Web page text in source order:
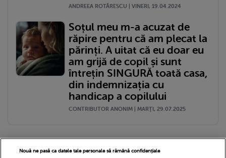
ANDREEA ROTĂRESCU | VINERI, 19.04.2024
Soțul meu m-a acuzat de
răpire pentru că am plecat la
părinți. A uitat că eu doar eu
am grijă de copil și sunt
întrețin SINGURĂ toată casa,
din indemnizația cu
handicap a copilului
CONTRIBUTOR ANONIM | MARŢI, 29.07.2025
Nouă ne pasă ca datele tale personale să rămână confidențiale